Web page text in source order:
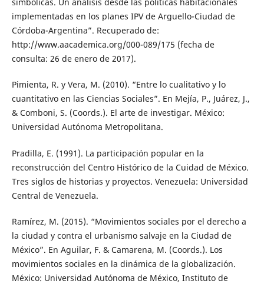
simbólicas. Un análisis desde las políticas habitacionales
implementadas en los planes IPV de Arguello-Ciudad de
Córdoba-Argentina”. Recuperado de:
http://www.aacademica.org/000-089/175 (fecha de
consulta: 26 de enero de 2017).
Pimienta, R. y Vera, M. (2010). “Entre lo cualitativo y lo
cuantitativo en las Ciencias Sociales”. En Mejía, P., Juárez, J.,
& Comboni, S. (Coords.). El arte de investigar. México:
Universidad Autónoma Metropolitana.
Pradilla, E. (1991). La participación popular en la
reconstrucción del Centro Histórico de la Cuidad de México.
Tres siglos de historias y proyectos. Venezuela: Universidad
Central de Venezuela.
Ramírez, M. (2015). “Movimientos sociales por el derecho a
la ciudad y contra el urbanismo salvaje en la Ciudad de
México”. En Aguilar, F. & Camarena, M. (Coords.). Los
movimientos sociales en la dinámica de la globalización.
México: Universidad Autónoma de México, Instituto de